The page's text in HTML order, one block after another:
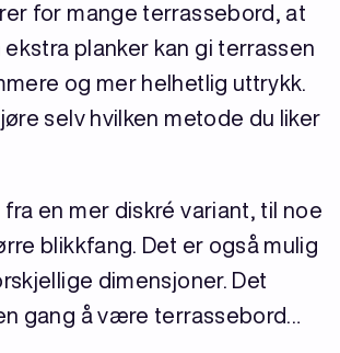
for mange terrassebord, at
planker kan gi terrassen
og mer helhetlig uttrykk.
selv hvilken metode du liker
en mer diskré variant, til noe
blikkfang. Det er også mulig
dimensjoner. Det
gang å være terrassebord…